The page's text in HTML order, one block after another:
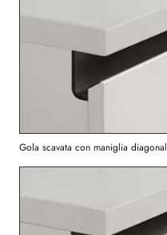
Gola scavata con maniglia diagonal